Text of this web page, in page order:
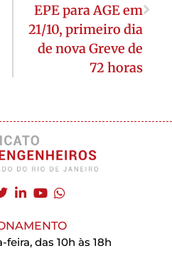
EPE para AGE em
21/10, primeiro dia
de nova Greve de
72 horas
das 10h às 18h